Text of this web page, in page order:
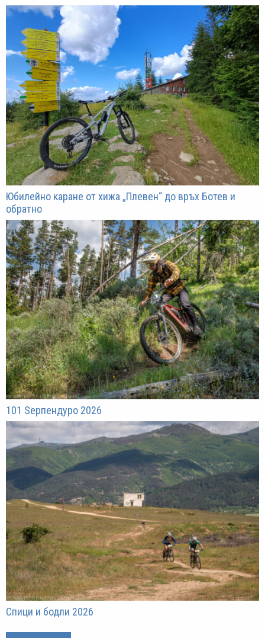
Юбилейно каране от хижа „Плевен“ до връх Ботев и
обратно
101 Sерпендуро 2026
Спици и бодли 2026